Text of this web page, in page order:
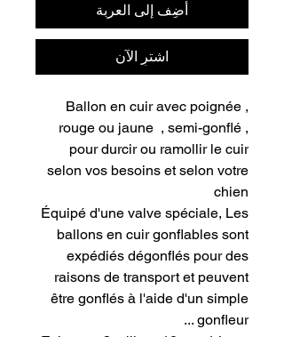
أضِف إلى العربة
اشترِ الآن
Ballon en cuir avec poignée ,
rouge ou jaune , semi-gonflé ,
pour durcir ou ramollir le cuir
selon vos besoins et selon votre
chien
Équipé d'une valve spéciale, Les
ballons en cuir gonflables sont
expédiés dégonflés pour des
raisons de transport et peuvent
être gonflés à l'aide d'un simple
gonfleur ...